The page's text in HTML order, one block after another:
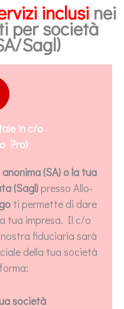
inclusi nei
per società
Sagl)
in c/o
Pro)
(SA) o la tua
(Sagl)presso Allo-
ti permette di dare
tua impresa. Il c/o
fiduciaria sarà
della tua società
società